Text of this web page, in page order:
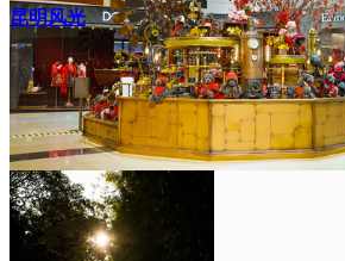
昆明风光